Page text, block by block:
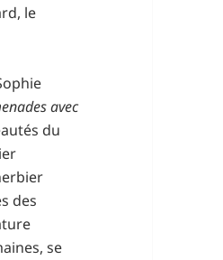
le
avec
du
des
se